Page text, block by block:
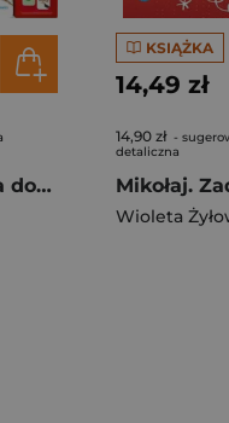
Bajka Mikołaja na dobranoc. Czytamy i słuchamy
KSIĄŻKA
14,49 zł
14,90 zł -
detaliczna
Wioleta